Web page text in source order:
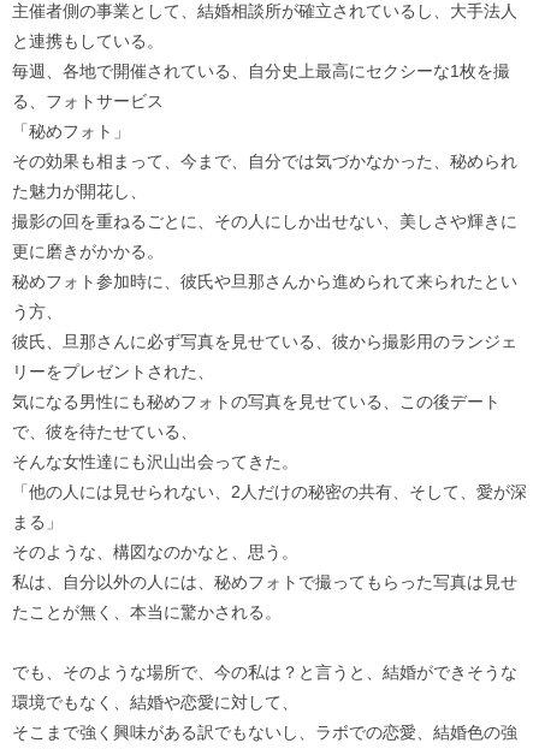
主催者側の事業として、結婚相談所が確立されているし、大手法人
と連携もしている。
毎週、各地で開催されている、自分史上最高にセクシーな1枚を撮
る、フォトサービス
「秘めフォト」
その効果も相まって、今まで、自分では気づかなかった、秘められ
た魅力が開花し、
撮影の回を重ねるごとに、その人にしか出せない、美しさや輝きに
更に磨きがかかる。
秘めフォト参加時に、彼氏や旦那さんから進められて来られたとい
う方、
彼氏、旦那さんに必ず写真を見せている、彼から撮影用のランジェ
リーをプレゼントされた、
気になる男性にも秘めフォトの写真を見せている、この後デート
で、彼を待たせている、
そんな女性達にも沢山出会ってきた。
「他の人には見せられない、2人だけの秘密の共有、そして、愛が深
まる」
そのような、構図なのかなと、思う。
私は、自分以外の人には、秘めフォトで撮ってもらった写真は見せ
たことが無く、本当に驚かされる。
でも、そのような場所で、今の私は？と言うと、結婚ができそうな
環境でもなく、結婚や恋愛に対して、
そこまで強く興味がある訳でもないし、ラボでの恋愛、結婚色の強